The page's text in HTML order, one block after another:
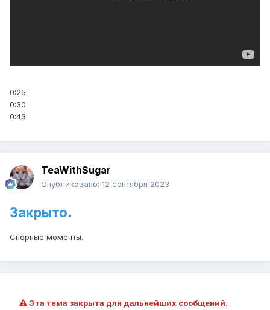
0:25
0:30
0:43
TeaWithSugar
Опубликовано: 12 сентября 2023
Закрыто.
Спорные моменты.
Эта тема закрыта для дальнейших сообщений.